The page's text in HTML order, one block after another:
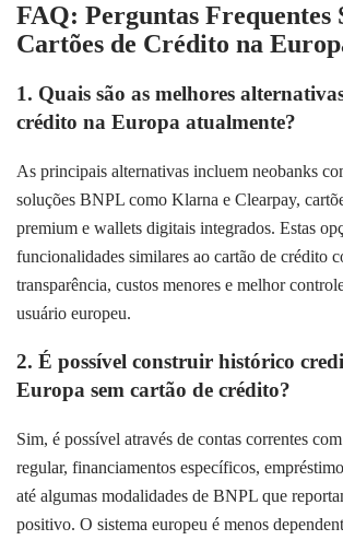
FAQ: Perguntas Frequentes
Cartões de Crédito na
1. Quais são as melhores
crédito na Europa atualmente?
As principais alternativas incluem neobanks
soluções BNPL como Klarna e Clearpay,
premium e wallets digitais integrados. Estas
funcionalidades similares ao cartão de crédito
transparência, custos menores e melhor
usuário europeu.
2. É possível construir histórico
Europa sem cartão de crédito?
Sim, é possível através de contas correntes
regular, financiamentos específicos,
até algumas modalidades de BNPL que
positivo. O sistema europeu é menos